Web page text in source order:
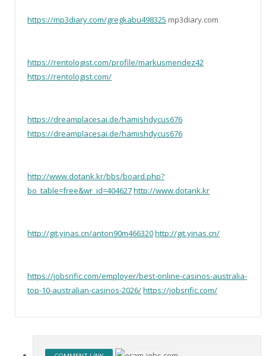
https://mp3diary.com/gregkabu498325 mp3diary.com
https://rentologist.com/profile/markusmendez42
https://rentologist.com/
https://dreamplacesai.de/hamishdycus676
https://dreamplacesai.de/hamishdycus676
http://www.dotank.kr/bbs/board.php?
bo_table=free&wr_id=404627http://www.dotank.kr
http://git.yinas.cn/anton90m466320http://git.yinas.cn/
https://jobsrific.com/employer/best-online-casinos-australia-
top-10-australian-casinos-2026/https://jobsrific.com/